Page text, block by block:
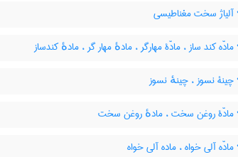
آلیاژ سخت مغناطیسی
مادّه کند ساز ، مادّۀ مهارگر ، مادهٔ مهار گر ، مادهٔ کندساز
چینۀ نسوز ، چینهٔ نسوز
مادّۀ روغن سخت ، مادهٔ روغن سخت
مادّه آلی خواه ، ماده آلی خواه